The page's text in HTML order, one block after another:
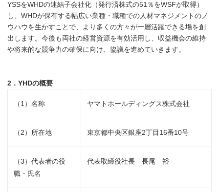
YSSをWHDの連結子会社化（発行済株式の51％をWSFが取得）
し、WHDが保有する幅広い業種・職種での人材マネジメントのノ
ウハウを生かすことで、より多くの方々が一層活躍できる場を創
出します。今後も両社の経営資源を有効活用し、収益機会の維持
や将来的な競争力の確保に向け、協議を進めていきます。
2．YHDの概要
（1）名称 ヤマトホールディングス株式会社
（2）所在地 東京都中央区銀座2丁目16番10号
（3）代表者の役
職・氏名
代表取締役社長 長尾 裕